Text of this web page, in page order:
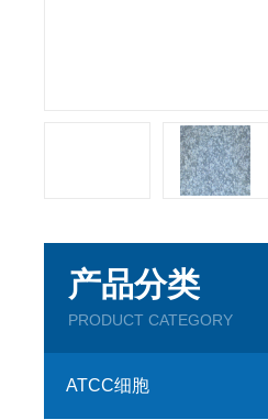
产品分类
PRODUCT CATEGORY
ATCC细胞